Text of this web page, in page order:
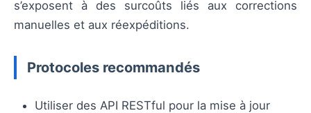
s’exposent à des surcoûts liés aux corrections
manuelles et aux réexpéditions.
Protocoles recommandés
Utiliser des API RESTful pour la mise à jour